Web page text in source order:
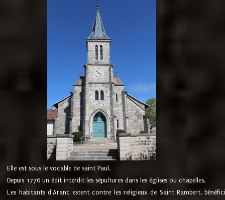
Elle est sous le vocable de saint Paul.
Depuis 1776 un édit interdit les sépultures dans les églises ou chapelles.
Les habitants d'Aranc estent contre les religieux de Saint Rambert,